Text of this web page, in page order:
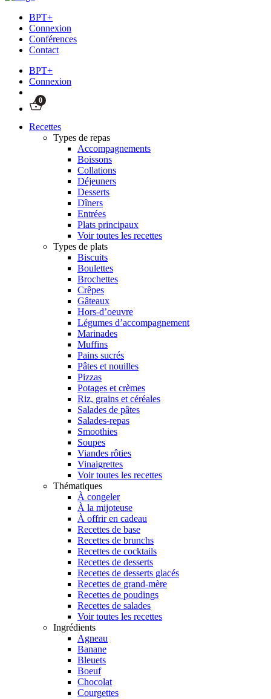
BPT+
Connexion
Conférences
Contact
BPT+
Connexion
0
Recettes
Types de repas
Accompagnements
Boissons
Collations
Déjeuners
Desserts
Dîners
Entrées
Plats principaux
Voir toutes les recettes
Types de plats
Biscuits
Boulettes
Brochettes
Crêpes
Gâteaux
Hors-d’oeuvre
Légumes d’accompagnement
Marinades
Muffins
Pains sucrés
Pâtes et nouilles
Pizzas
Potages et crèmes
Riz, grains et céréales
Salades de pâtes
Salades-repas
Smoothies
Soupes
Viandes rôties
Vinaigrettes
Voir toutes les recettes
Thématiques
À congeler
À la mijoteuse
À offrir en cadeau
Recettes de base
Recettes de brunchs
Recettes de cocktails
Recettes de desserts
Recettes de desserts glacés
Recettes de grand-mère
Recettes de poudings
Recettes de salades
Voir toutes les recettes
Ingrédients
Agneau
Banane
Bleuets
Boeuf
Chocolat
Courgettes